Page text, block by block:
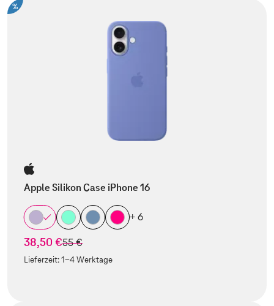
%
Apple Silikon Case iPhone 16
+ 6
38,50 €statt
55 €
Lieferzeit:1-4 Werktage